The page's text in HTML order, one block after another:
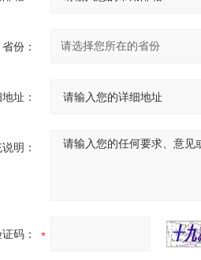
省份：
址：
明：
码：